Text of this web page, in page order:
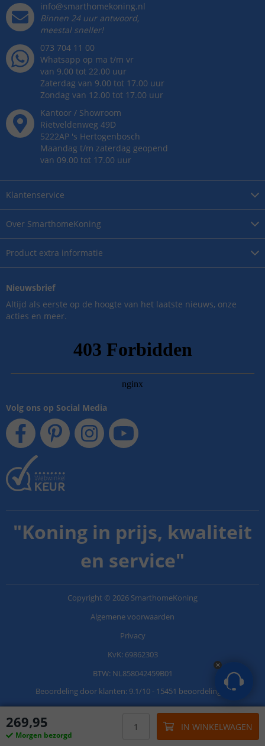
269,95
Morgen bezorgd
IN WINKELWAGEN
Over SmarthomeKoning
Product extra informatie
Klantenservice
info@smarthomekoning.nl
Binnen 24 uur antwoord,
meestal sneller!
073 704 11 00
Whatsapp op ma t/m vr
van 9.00 tot 22.00 uur
Zaterdag van 9.00 tot 17.00 uur
Zondag van 12.00 tot 17.00 uur
Kantoor / Showroom
Rietveldenweg 49D
5222AP 's Hertogenbosch
Maandag t/m zaterdag geopend
van 09.00 tot 17.00 uur
Nieuwsbrief
Altijd als eerste op de hoogte van het laatste nieuws, onze
acties en meer.
Volg ons op Social Media
"Koning in prijs, kwaliteit
en service"
Copyright © 2026 SmarthomeKoning
Algemene voorwaarden
Privacy
KvK: 69862303
BTW: NL858042459B01
Beoordeling door klanten: 9.1/10- 15451 beoordelingen